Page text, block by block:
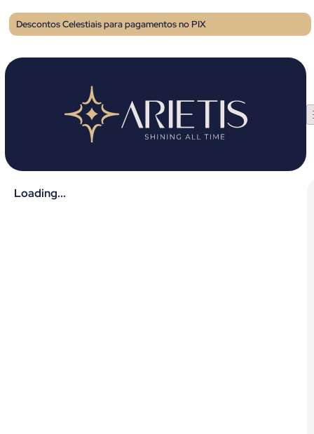
Descontos Celestiais para pagamentos no PIX
Loading...